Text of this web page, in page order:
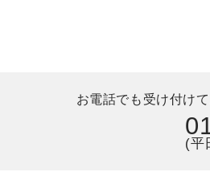
お電話でも受け付けて
(平